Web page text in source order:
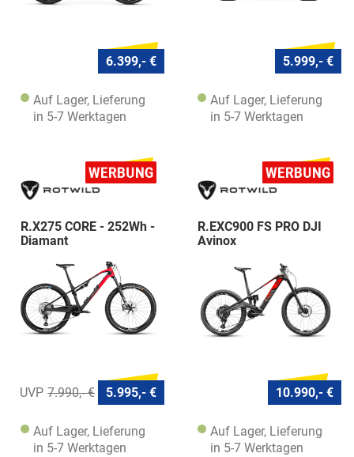
6.399,- €
Auf Lager, Lieferung
in 5-7 Werktagen
5.999,- €
Auf Lager, Lieferung
in 5-7 Werktagen
R.X275 CORE - 252Wh -
Diamant
7.990,- € 5.995,- €
Auf Lager, Lieferung
in 5-7 Werktagen
R.EXC900 FS PRO DJI
Avinox
10.990,- €
Auf Lager, Lieferung
in 5-7 Werktagen